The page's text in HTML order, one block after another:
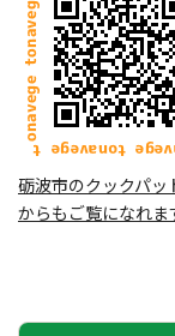
砺波市のクックパ
からもご覧になれま